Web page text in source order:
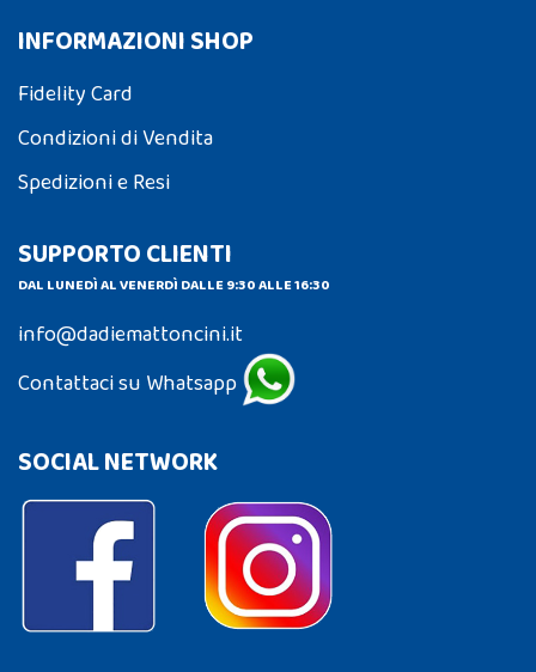
INFORMAZIONI SHOP
Fidelity Card
Condizioni di Vendita
Spedizioni e Resi
SUPPORTO CLIENTI
DAL LUNEDÌ AL VENERDÌ DALLE 9:30 ALLE 16:30
info@dadiemattoncini.it
Contattaci su Whatsapp
SOCIAL NETWORK